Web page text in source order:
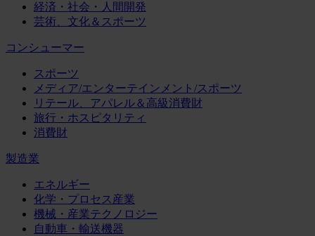
経済・社会・人間開発
芸術、文化＆スポーツ
コンシューマー
スポーツ
メディア/エンターテインメント/スポーツ
リテール、アパレル＆高級消費財
旅行・ホスピタリティ
消費財
製造業
エネルギー
化学・プロセス産業
機械・産業テクノロジー
自動車・輸送機器